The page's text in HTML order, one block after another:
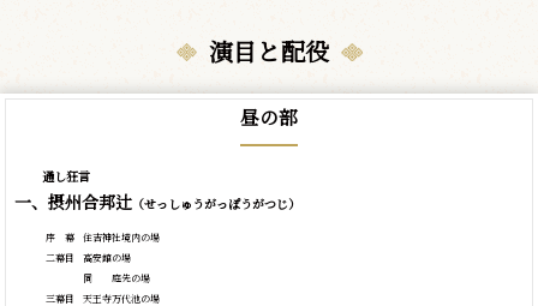
演目と配役
昼の部
通し狂言
一、摂州合邦辻（せっしゅうがっぽうがつじ）
序 幕
二幕目
三幕目
住吉神社境内の場
高安館の場
同 庭先の場
天王寺万代池の場